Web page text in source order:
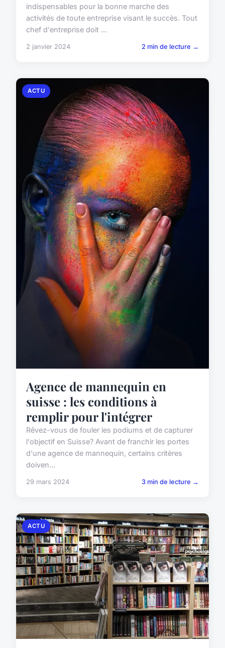
indispensables pour la bonne marche des
activités de toute entreprise visant le succès. Tout
chef d'entreprise doit ...
2 janvier 2024 2 min de lecture →
ACTU
Agence de mannequin en
suisse : les conditions à
remplir pour l'intégrer
Rêvez-vous de fouler les podiums et de capturer
l'objectif en Suisse? Avant de franchir les portes
d'une agence de mannequin, certains critères
doiven...
29 mars 2024 3 min de lecture →
ACTU